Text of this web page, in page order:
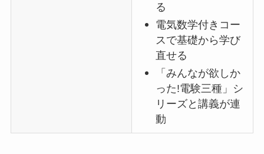
る
電気数学付きコー
スで基礎から学び
直せる
「みんなが欲しか
った!電験三種」シ
リーズと講義が連
動